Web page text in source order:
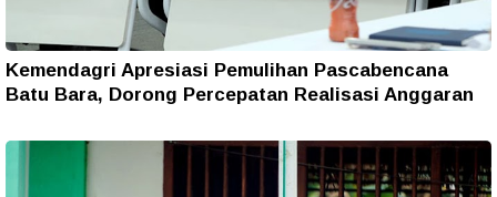
Kemendagri Apresiasi Pemulihan Pascabencana
Batu Bara, Dorong Percepatan Realisasi Anggaran